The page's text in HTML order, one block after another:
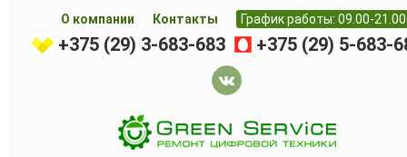
О компании Контакты График работы: 09.00-21.00
+375 (29) 3-683-683 +375 (29) 5-683-